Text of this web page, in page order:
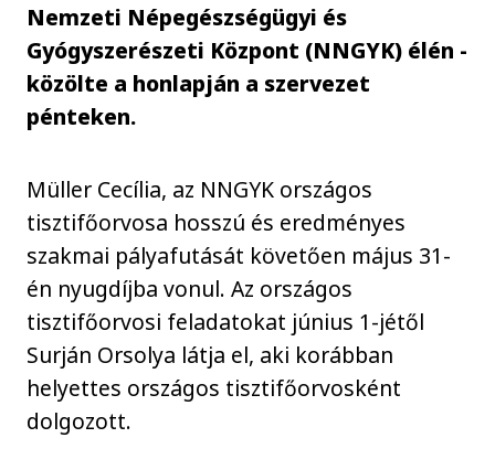
Nemzeti Népegészségügyi és
Gyógyszerészeti Központ (NNGYK) élén -
közölte a honlapján a szervezet
pénteken.
Müller Cecília, az NNGYK országos
tisztifőorvosa hosszú és eredményes
szakmai pályafutását követően május 31-
én nyugdíjba vonul. Az országos
tisztifőorvosi feladatokat június 1-jétől
Surján Orsolya látja el, aki korábban
helyettes országos tisztifőorvosként
dolgozott.